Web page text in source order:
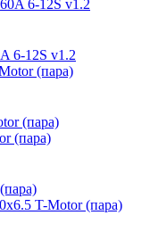
6-12S v1.2
(пара)